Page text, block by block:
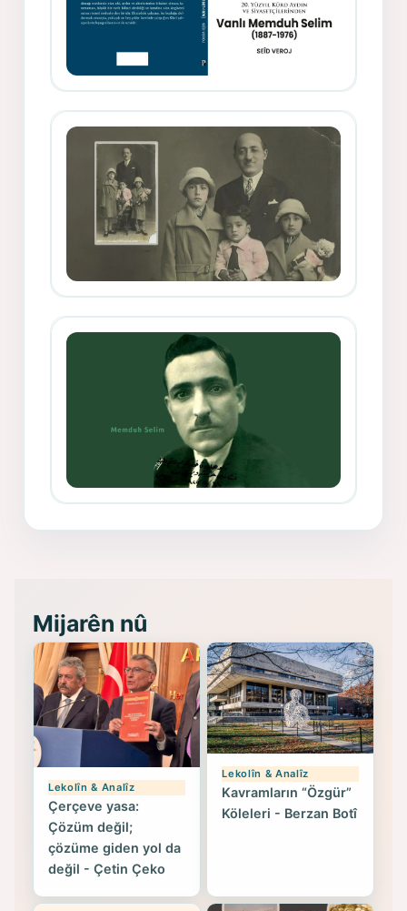
(Hoybun)’un Kuruluş Çalışmaları- 8
Mijarên nû
Lekolîn & Analîz
Çerçeve yasa:
Çözüm değil;
çözüme giden yol da
değil - Çetin Çeko
Lekolîn & Analîz
Kavramların “Özgür”
Köleleri - Berzan Botî